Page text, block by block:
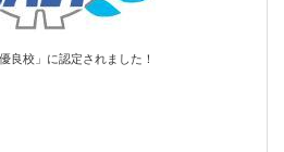
良校」に認定されました！